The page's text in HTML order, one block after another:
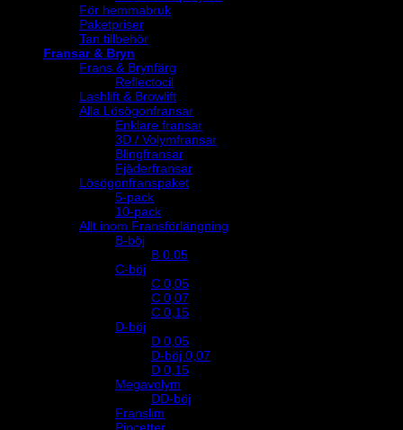
För hemmabruk
Paketpriser
Tan tillbehör
Fransar & Bryn
Frans & Brynfärg
Reflectocil
Lashlift & Browlift
Alla Lösögonfransar
Enklare fransar
3D / Volymfransar
Blingfransar
Fjäderfransar
Lösögonfranspaket
5-pack
10-pack
Allt inom Fransförlängning
B-böj
B 0.05
C-böj
C 0,05
C 0,07
C 0,15
D-böj
D 0,05
D-böj 0,07
D 0,15
Megavolym
DD-böj
Franslim